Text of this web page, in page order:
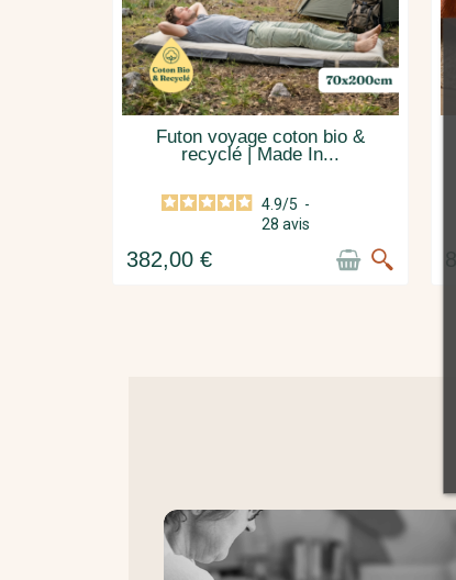
Futon voyage coton bio &
recyclé | Made In...
4.9/5 -
28 avis
382,00 €